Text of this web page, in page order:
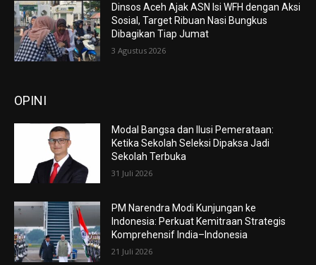
Dinsos Aceh Ajak ASN Isi WFH dengan Aksi
Sosial, Target Ribuan Nasi Bungkus
Dibagikan Tiap Jumat
3 Agustus 2026
OPINI
Modal Bangsa dan Ilusi Pemerataan:
Ketika Sekolah Seleksi Dipaksa Jadi
Sekolah Terbuka
31 Juli 2026
PM Narendra Modi Kunjungan ke
Indonesia: Perkuat Kemitraan Strategis
Komprehensif India–Indonesia
21 Juli 2026